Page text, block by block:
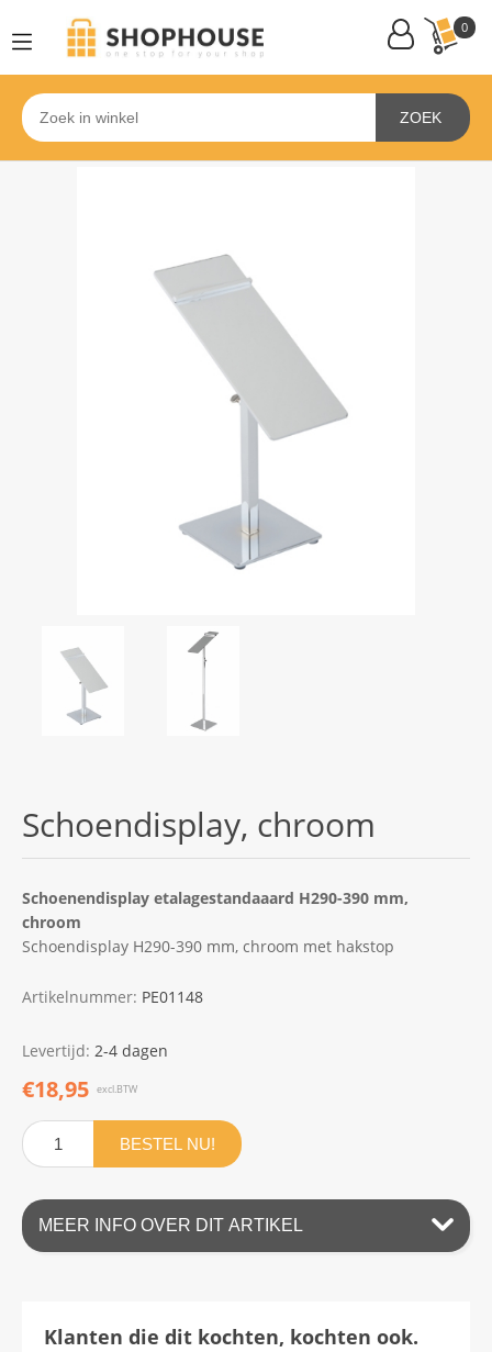
0
ZOEK
Schoendisplay, chroom
Schoenendisplay etalagestandaaard H290-390 mm,
chroom
Schoendisplay H290-390 mm, chroom met hakstop
Artikelnummer: PE01148
Levertijd: 2-4 dagen
€18,95 excl.BTW
BESTEL NU!
MEER INFO OVER DIT ARTIKEL
Klanten die dit kochten, kochten ook.